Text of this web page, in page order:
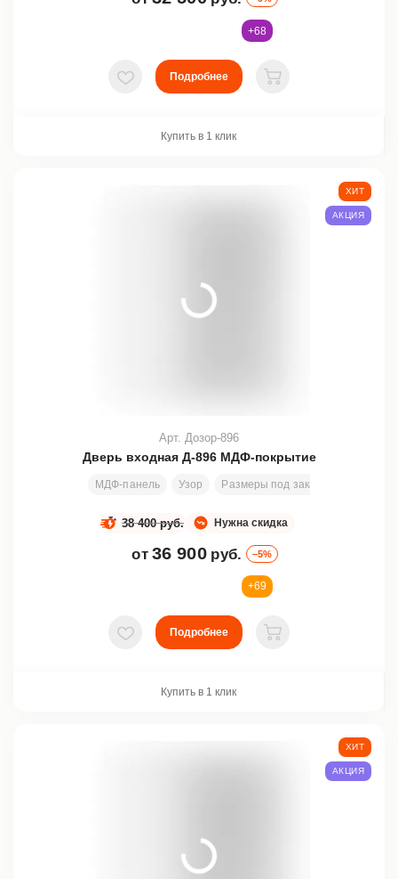
+68
В избранное
Подробнее
В корзину
Купить в 1 клик
Дверь входная Д-896 МДФ-покрытие
МДФ-панель Узор Размеры под заказ
Арт. Дозор-896
Нужна скидка
38 400 руб.
от 36 900 руб. –5%
ХИТ
АКЦИЯ
+69
В избранное
Подробнее
В корзину
Купить в 1 клик
ХИТ
АКЦИЯ